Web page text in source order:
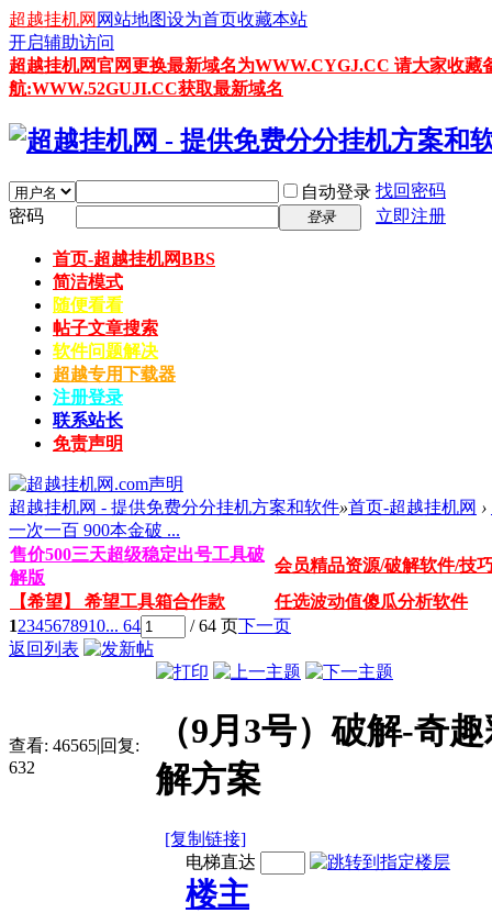
超越挂机网 网站地图设为首页收藏本站
开启辅助访问
超越挂机网官网更换最新域名为WWW.CYGJ.CC 请大家收
航:WWW.52GUJI.CC获取最新域名
自动登录 找回密码
密码
登录 立即注册
首页-超越挂机网BBS
简洁模式
随便看看
帖子文章搜索
软件问题解决
超越专用下载器
注册登录
联系站长
免责声明
超越挂机网 - 提供免费分分挂机方案和软件»首页-超越挂机网 ›
一次一百 900本金破 ...
售价500三天超级稳定出号工具破
解版
会员精品资源/破解软件/技
【希望】 希望工具箱合作款
任选波动值傻瓜分析软件
12345678910... 64 / 64 页下一页
返回列表
查看: 46565|回复:
632
（9月3号）破解-奇
解方案
[复制链接]
电梯直达
楼主